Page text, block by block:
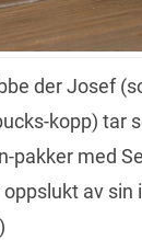
der Josef
kopp) tar
pakker med
av sin